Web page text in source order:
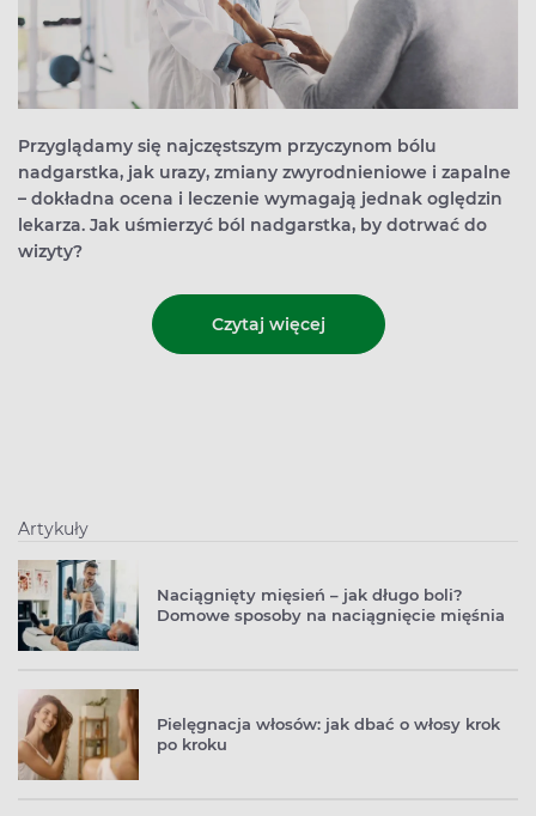
Przyglądamy się najczęstszym przyczynom bólu
nadgarstka, jak urazy, zmiany zwyrodnieniowe i zapalne
– dokładna ocena i leczenie wymagają jednak oględzin
lekarza. Jak uśmierzyć ból nadgarstka, by dotrwać do
wizyty?
Czytaj więcej
Artykuły
Naciągnięty mięsień – jak długo boli?
Domowe sposoby na naciągnięcie mięśnia
Pielęgnacja włosów: jak dbać o włosy krok
po kroku